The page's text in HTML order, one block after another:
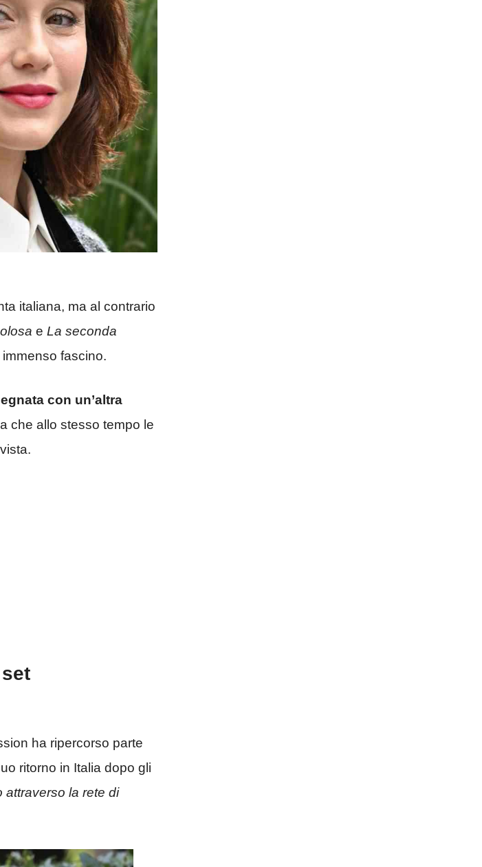
italiana, ma al contrario
e La seconda
fascino.
con un’altra
che allo stesso tempo le
ha ripercorso parte
ritorno in Italia dopo gli
attraverso la rete di